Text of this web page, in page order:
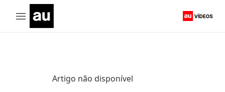
Artigo não disponível